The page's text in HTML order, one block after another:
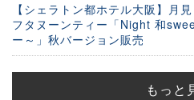
【シェラトン都ホテル大阪】月
フタヌーンティー「Night 和
ー～」秋バージョン販売
もっと